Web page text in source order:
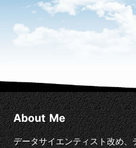
About Me
データサイエンティスト改め